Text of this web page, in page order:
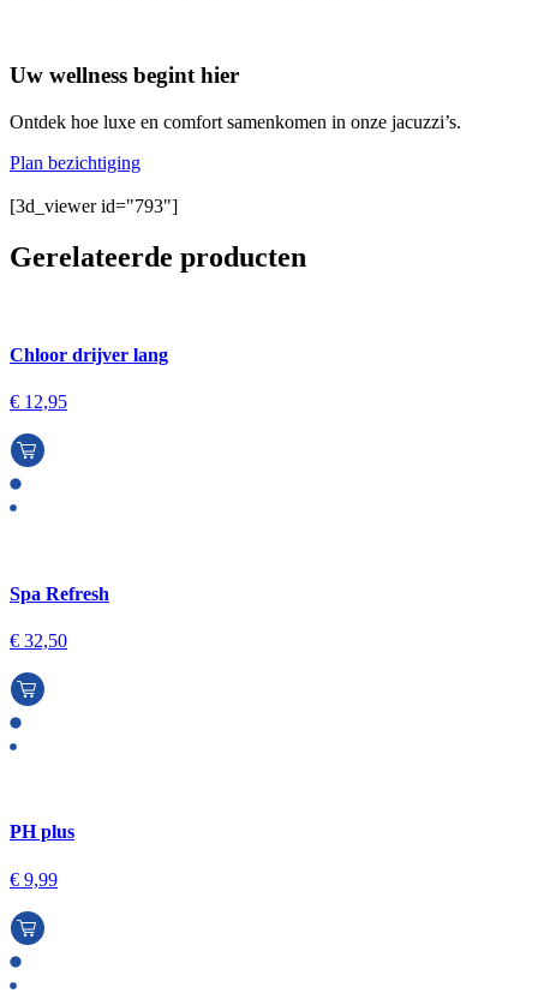
Uw wellness begint hier
Ontdek hoe luxe en comfort samenkomen in onze jacuzzi’s.
Plan bezichtiging
[3d_viewer id="793"]
Gerelateerde producten
Chloor drijver lang
€ 12,95
Spa Refresh
€ 32,50
PH plus
€ 9,99